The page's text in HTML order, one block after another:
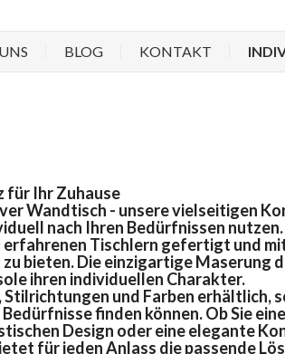
BLOG KONTAKT
für Ihr Zuhause
Wandtisch - unsere vielseitigen
nach Ihren Bedürfnissen nutzen.
Tischlern gefertigt und
bieten. Die einzigartige Maserung
ihren individuellen Charakter.
und Farben erhältlich,
finden können. Ob Sie
Design oder eine elegante
für jeden Anlass die passende